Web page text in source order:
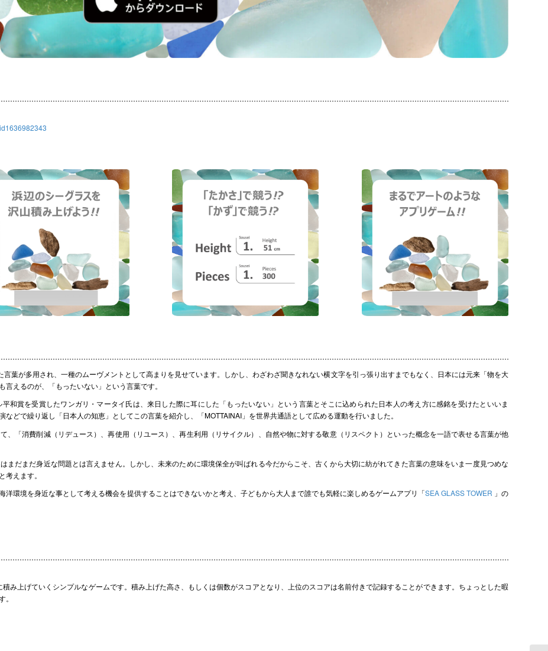
言葉が多用され、一種のムーヴメントとして高まりを見せています。しかし、わざわざ聞きなれない横文字を引っ張り出すまでもなく、日本には元来「物を大
えるのが、「もったいない」という言葉です。
和賞を受賞したワンガリ・マータイ氏は、来日した際に耳にした「もったいない」という言葉とそこに込められた日本人の考え方に感銘を受けたといいま
どで繰り返し「日本人の知恵」としてこの言葉を紹介し、「MOTTAINAI」を世界共通語として広める運動を行いました。
、「消費削減（リデュース）、再使用（リユース）、再生利用（リサイクル）、自然や物に対する敬意（リスペクト）といった概念を一語で表せる言葉が他
だまだ身近な問題とは言えません。しかし、未来のために環境保全が叫ばれる今だからこそ、古くから大切に紡がれてきた言葉の意味をいま一度見つめな
えます。
環境を身近な事として考える機会を提供することはできないかと考え、子どもから大人まで誰でも気軽に楽しめるゲームアプリ「SEA GLASS TOWER 」の
み上げていくシンプルなゲームです。積み上げた高さ、もしくは個数がスコアとなり、上位のスコアは名前付きで記録することができます。ちょっとした暇